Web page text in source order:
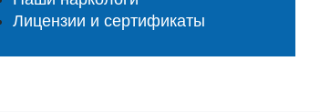
Лицензии и сертификаты